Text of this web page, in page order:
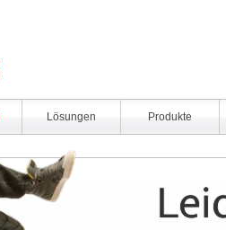
Lösungen Produkte